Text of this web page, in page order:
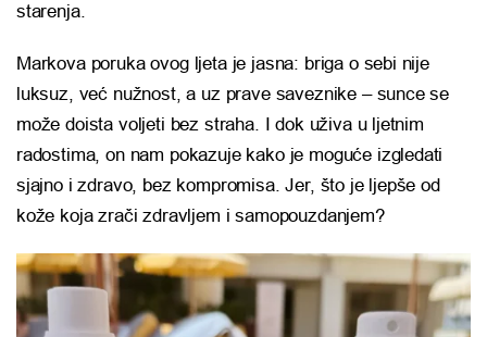
starenja.
Markova poruka ovog ljeta je jasna: briga o sebi nije
luksuz, već nužnost, a uz prave saveznike – sunce se
može doista voljeti bez straha. I dok uživa u ljetnim
radostima, on nam pokazuje kako je moguće izgledati
sjajno i zdravo, bez kompromisa. Jer, što je ljepše od
kože koja zrači zdravljem i samopouzdanjem?